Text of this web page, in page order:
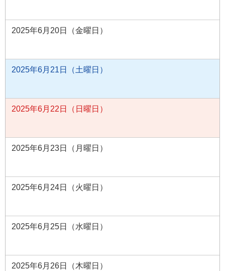
2025年6月20日（金曜日）
2025年6月21日（土曜日）
2025年6月22日（日曜日）
2025年6月23日（月曜日）
2025年6月24日（火曜日）
2025年6月25日（水曜日）
2025年6月26日（木曜日）